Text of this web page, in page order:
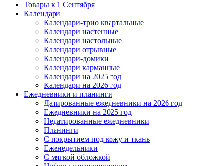
Товары к 1 Сентября
Календари
Календари-трио квартальные
Календари настенные
Календари настольные
Календари отрывные
Календари-домики
Календари карманные
Календари на 2025 год
Календари на 2026 год
Ежедневники и планинги
Датированные ежедневники на 2026 год
Ежедневники на 2025 год
Недатированные ежедневники
Планинги
С покрытием под кожу и ткань
Еженедельники
С мягкой обложкой